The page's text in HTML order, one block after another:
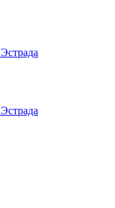
Эстрада
Эстрада